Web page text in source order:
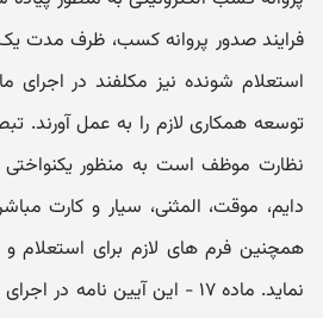
فرایند صدور پروانه کسب، ظرف مدت
توسعه همکاری لازم را به‏ عمل آورند.
نظارت موظف است به منظور یکنواختی
دایم، موقت، المثنی، سیار و کارت
همچنین فرم ‏های لازم برای استعلام